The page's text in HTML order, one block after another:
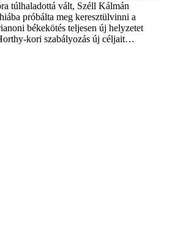
túlhaladottá vált, Széll Kálmán
próbálta meg keresztülvinni a
békekötés teljesen új helyzetet
kori szabályozás új céljait…